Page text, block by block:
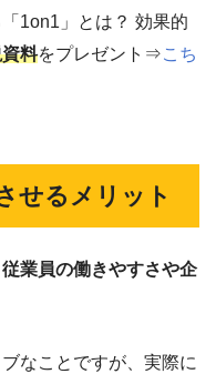
1on1」とは？ 効果的
料をプレゼント⇒こち
せるメリット
業員の働きやすさや企
なことですが、実際に